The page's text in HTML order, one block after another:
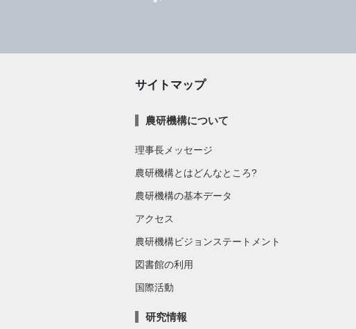
サイトマップ
農研機構について
理事長メッセージ
農研機構とはどんなところ?
農研機構の基本データ
アクセス
農研機構ビジョンステートメント
図書館の利用
国際活動
研究情報